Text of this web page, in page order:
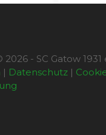
- SC Gatow 1931
| Datenschutz|